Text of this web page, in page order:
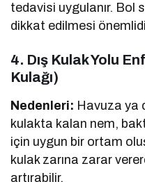
tedavisi uygulanır. Bol
dikkat edilmesi
4. Dış Kulak Yolu
Kulağı)
Nedenleri: Havuza ya
kulakta kalan nem,
için uygun bir ortam
kulak zarına zarar
artırabilir.